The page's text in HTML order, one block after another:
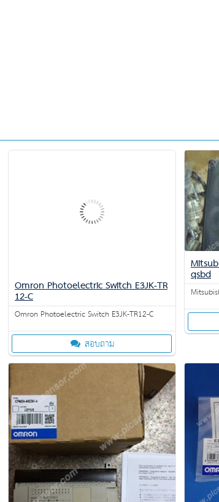
Omron Photoelectric Switch E3JK-TR
12-C
Omron Photoelectric Switch E3JK-TR12-C
สอบถาม
qsbd